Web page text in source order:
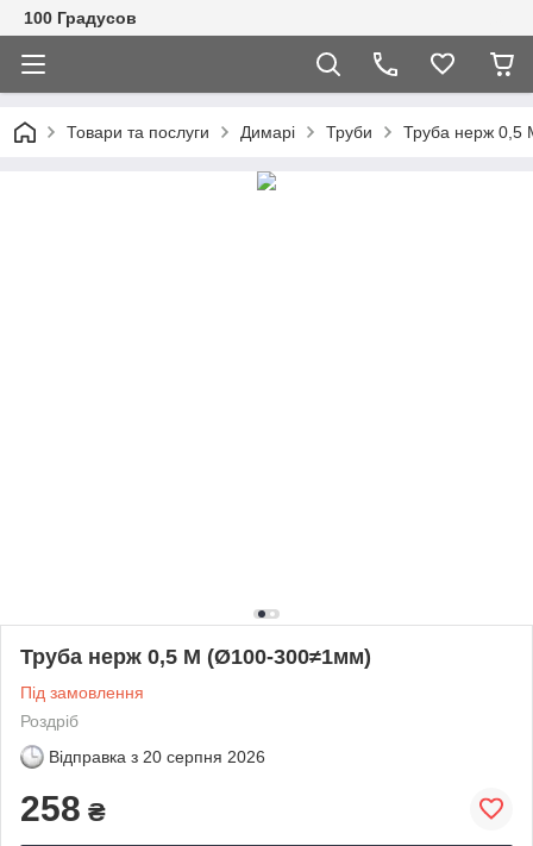
100 Градусов
Товари та послуги Димарі Труби Труба нерж
Труба нерж 0,5 М (Ø100-300≠1мм)
Під замовлення
Роздріб
Відправка з 20 серпня 2026
258 ₴